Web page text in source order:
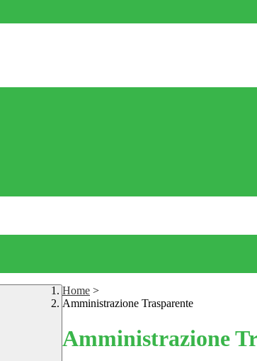
Home >
Amministrazione Trasparente
Amministrazione